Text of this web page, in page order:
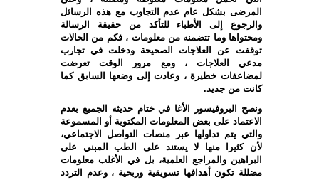
المرضى بشكل عام عدم التجاوب مع هذه الرسائل
والرجوع إلى الأطباء للتأكد من حقيقة الرسالة
ومحتواها وما تتضمنه من معلومات ، فكم من الحالات
توقفت عن العلاجات الصحيحة ودخلت في تجارب
مدعي العلاجات ، ومع مرور الوقت تعرضت
لمضاعفات خطيرة ، وعادت إلى وضعها السابق كما
كانت من جديد.
ونصح البروفيسور الأغا في ختام حديثه الجميع بعدم
الاعتماد على بعض المعلومات المكتوبة أو المسموعة
والتي يتم تداولها عبر منصات التواصل الاجتماعي،
لأن كثيرا منها لا يستند على الطب المبني على
البراهين والمراجع العلمية، بل في الأغلب معلومات
مضللة تكون أهدافها تسويقية وربحية ، وعدم التردد